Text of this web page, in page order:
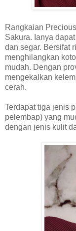
Rangkaian
Sakura. Ianya
dan segar. Bersifat
menghilangkan
mudah. Dengan
mengekalkan
cerah.
Terdapat tiga jenis
pelembap) yang
dengan jenis kulit